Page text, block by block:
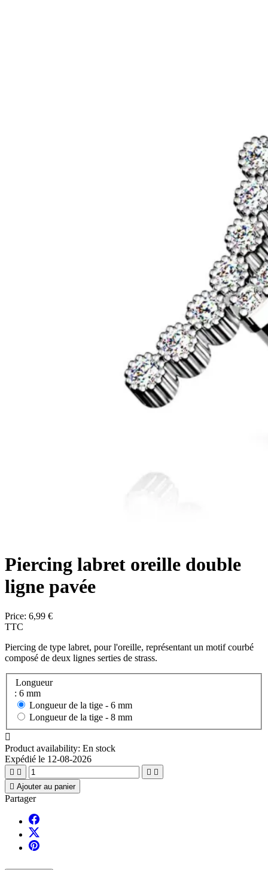
Piercing labret oreille double
ligne pavée
Price: 6,99 €
TTC
Piercing de type labret, pour l'oreille, représentant un motif courbé
composé de deux lignes serties de strass.
Longueur
: 6 mm
Longueur de la tige - 6 mm
Longueur de la tige - 8 mm

Product availability: En stock
Expédié le 12-08-2026
   
 Ajouter au panier
Partager